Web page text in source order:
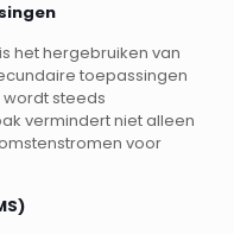
het hergebruiken van
toepassingen
steeds
vermindert niet alleen
voor